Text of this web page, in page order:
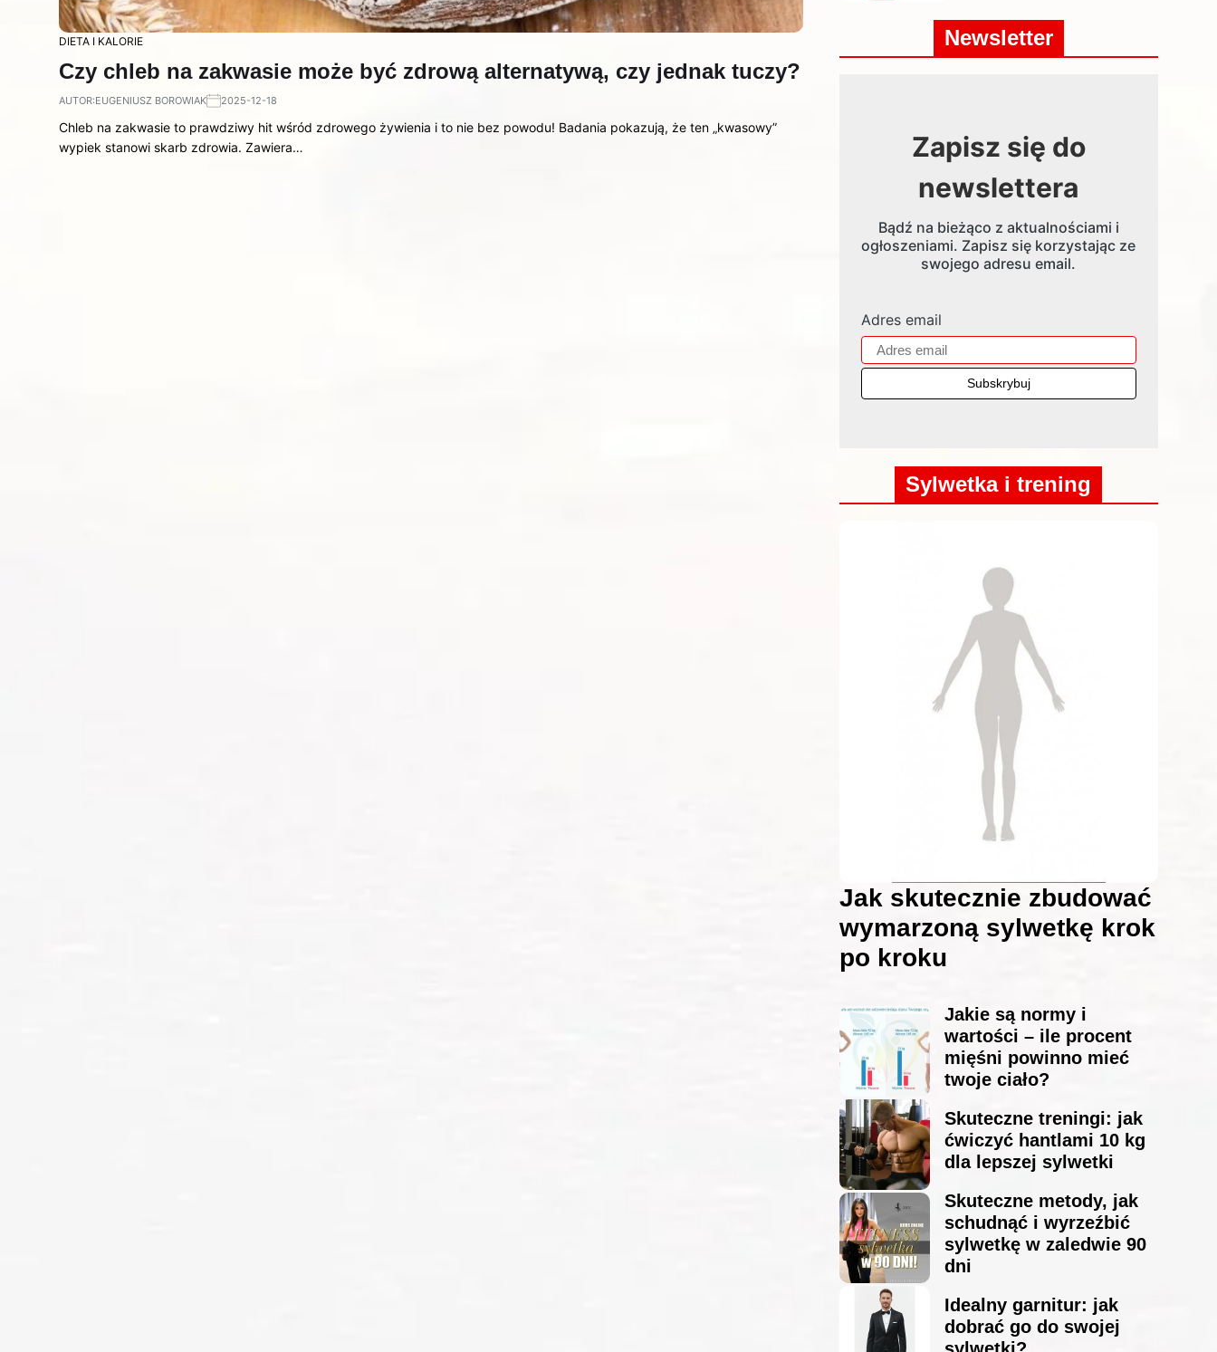
DIETA I KALORIE
Czy chleb na zakwasie może być zdrową alternatywą, czy jednak tuczy?
AUTOR:EUGENIUSZ BOROWIAK 2025-12-18
Chleb na zakwasie to prawdziwy hit wśród zdrowego żywienia i to nie bez powodu! Badania pokazują, że ten „kwasowy”
wypiek stanowi skarb zdrowia. Zawiera…
Newsletter
Zapisz się do
newslettera
Bądź na bieżąco z aktualnościami i
ogłoszeniami. Zapisz się korzystając ze
swojego adresu email.
Adres email
Sylwetka i trening
Jak skutecznie zbudować
wymarzoną sylwetkę krok
po kroku
Jakie są normy i
wartości – ile procent
mięśni powinno mieć
twoje ciało?
Skuteczne treningi: jak
ćwiczyć hantlami 10 kg
dla lepszej sylwetki
Skuteczne metody, jak
schudnąć i wyrzeźbić
sylwetkę w zaledwie 90
dni
Idealny garnitur: jak
dobrać go do swojej